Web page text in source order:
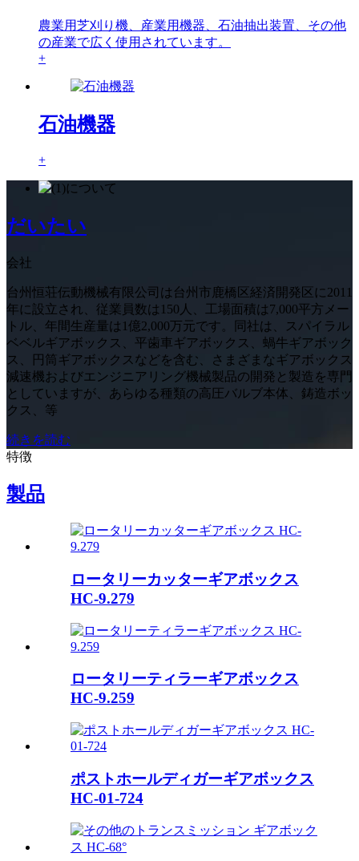
農業用芝刈り機、産業用機器、石油抽出装置、その他
の産業で広く使用されています。
+
石油機器
+
だいたい
会社
台州恒荘伝動機械有限公司は台州市鹿橋区経済開発区に2011
年に設立され、従業員数は150人、工場面積は7,000平方メー
トル、年間生産量は1億2,000万元です。同社は、スパイラル
ベベルギアボックス、平歯車ギアボックス、蝸牛ギアボック
ス、円筒ギアボックスなどを含む、さまざまなギアボックス
減速機およびエンジニアリング機械製品の開発と製造を専門
としていますが、あらゆる種類の高圧バルブ本体、鋳造ボッ
クス、等
続きを読む
特徴
製品
ロータリーカッターギアボックス
HC-9.279
ロータリーティラーギアボックス
HC-9.259
ポストホールディガーギアボックス
HC-01-724